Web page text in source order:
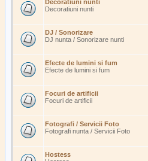
Decoratiuni nunti
Decoratiuni nunti
DJ / Sonorizare
DJ nunta / Sonorizare nunti
Efecte de lumini si fum
Efecte de lumini si fum
Focuri de artificii
Focuri de artificii
Fotografi / Servicii Foto
Fotografi nunta / Servicii Foto
Hostess